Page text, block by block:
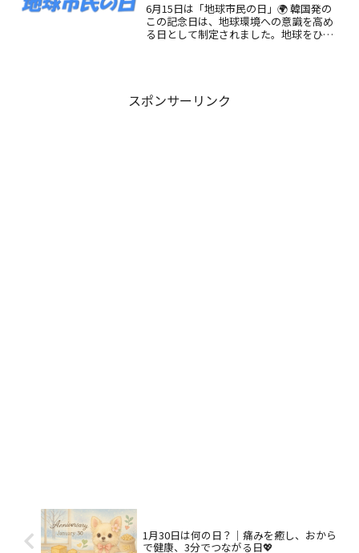
6月15日は「地球市民の日」🌍 韓国発の
この記念日は、地球環境への意識を高め
る日として制定されました。地球をひと
スポンサーリンク
1月30日は何の日？｜痛みを癒し、おから
で健康、3分でつながる日💖